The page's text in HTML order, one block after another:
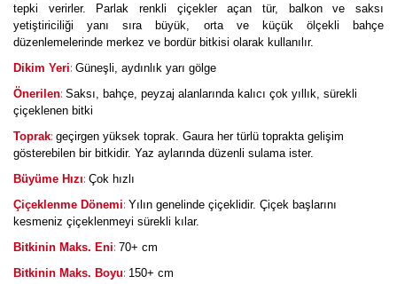
tepki verirler. Parlak renkli çiçekler açan tür, balkon ve saksı
yetiştiriciliği yanı sıra büyük, orta ve küçük ölçekli bahçe
düzenlemelerinde merkez ve bordür bitkisi olarak kullanılır.
Dikim Yeri: Güneşli, aydınlık yarı gölge
Önerilen: Saksı, bahçe, peyzaj alanlarında kalıcı çok yıllık, sürekli
çiçeklenen bitki
Toprak: geçirgen yüksek toprak. Gaura her türlü toprakta gelişim
gösterebilen bir bitkidir. Yaz aylarında düzenli sulama ister.
Büyüme Hızı: Çok hızlı
Çiçeklenme Dönemi: Yılın genelinde çiçeklidir. Çiçek başlarını
kesmeniz çiçeklenmeyi sürekli kılar.
Bitkinin Maks. Eni: 70+ cm
Bitkinin Maks. Boyu: 150+ cm